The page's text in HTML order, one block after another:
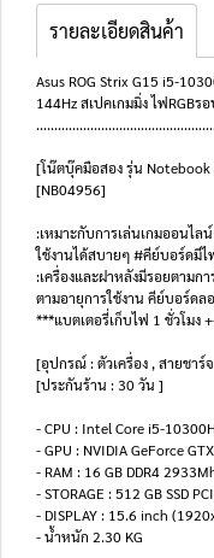
รายละเอียดสินค้า
Asus ROG Strix G15 i5-
144Hz สเปคเกมมิ่ง ไฟRGBร
[โน๊ตบุ๊คมือสอง รุ่น Notebook
[NB04956]
:เหมาะกับการเล่นเกมออนไ
ใช้งานได้สบายๆ #คีย์บอร์ดมีไ
:เครื่องและฝาหลังมีรอยตามก
ตามอายุการใช้งาน คีย์บอร์ดล
***แบตเตอรี่เก็บไฟ 1 ชั่วโมง
[อุปกรณ์ : ตัวเครื่อง , สายชาร์
[ประกันร้าน : 30 วัน ]
- CPU : Intel Core i5-
- GPU : NVIDIA GeForce
- RAM : 16 GB DDR4
- STORAGE : 512 GB SSD
- DISPLAY : 15.6 inch
- น้ำหนัก 2.30 KG